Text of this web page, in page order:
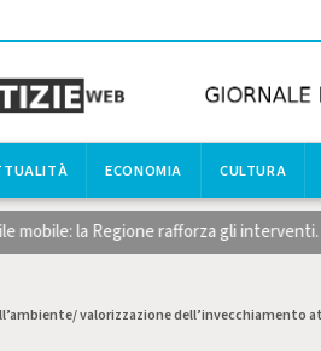
ECONOMIA CULTURA
la Regione rafforza gli interventi.
valorizzazione